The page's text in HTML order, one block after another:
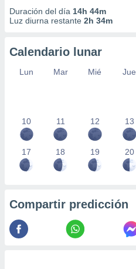
Duración del día 14h 44m
Luz diurna restante 2h 34m
Calendario lunar
Lun Mar Mié Jue
10 11 12 13
17 18 19 20
Compartir predicción